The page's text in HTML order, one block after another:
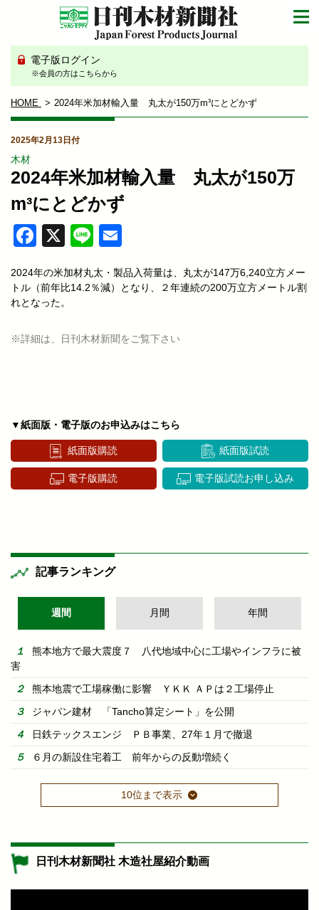
電子版ログイン
※会員の方はこちらから
HOME 2024年米加材輸入量 丸太が150万m³にとどかず
2025年2月13日付
木材
2024年米加材輸入量 丸太が150万
m³にとどかず
Facebook
X Line
2024年の米加材丸太・製品入荷量は、丸太が147万6,240立方メー
トル（前年比14.2％減）となり、２年連続の200万立方メートル割
れとなった。
※詳細は、日刊木材新聞をご覧下さい
▼紙面版・電子版のお申込みはこちら
紙面版購読 紙面版試読
電子版購読 電子版試読お申し込み
記事ランキング
週間 月間 年間
熊本地方で最大震度７ 八代地域中心に工場やインフラに被
害
熊本地震で工場稼働に影響 ＹＫＫ ＡＰは２工場停止
ジャパン建材 「Tancho算定シート」を公開
日鉄テックスエンジ ＰＢ事業、27年１月で撤退
６月の新設住宅着工 前年からの反動増続く
10位まで表示
日刊木材新聞社 木造社屋紹介動画